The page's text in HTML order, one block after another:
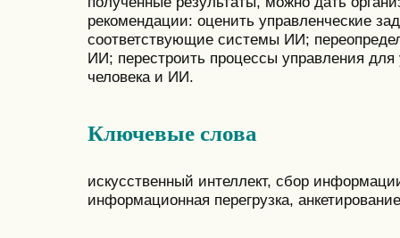
рекомендации: оценить управленческие
соответствующие системы ИИ;
ИИ; перестроить процессы управления для
человека и ИИ.
Ключевые слова
искусственный интеллект, сбор
информационная перегрузка, анкетирование